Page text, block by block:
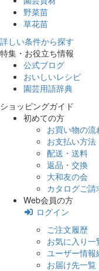
野菜苗
草花苗
詳しい条件から探す
特集・お役立ち情報
公式ブログ
おいしいレシピ
園芸用語辞典
ショッピングガイド
初めての方
お買い物の流
お支払い方法
配送・送料
返品・交換
大和友の会
カタログご請
Web会員の方
ログイン
ご注文履歴
お気に入り一
ユーザー情報
お届け先一覧